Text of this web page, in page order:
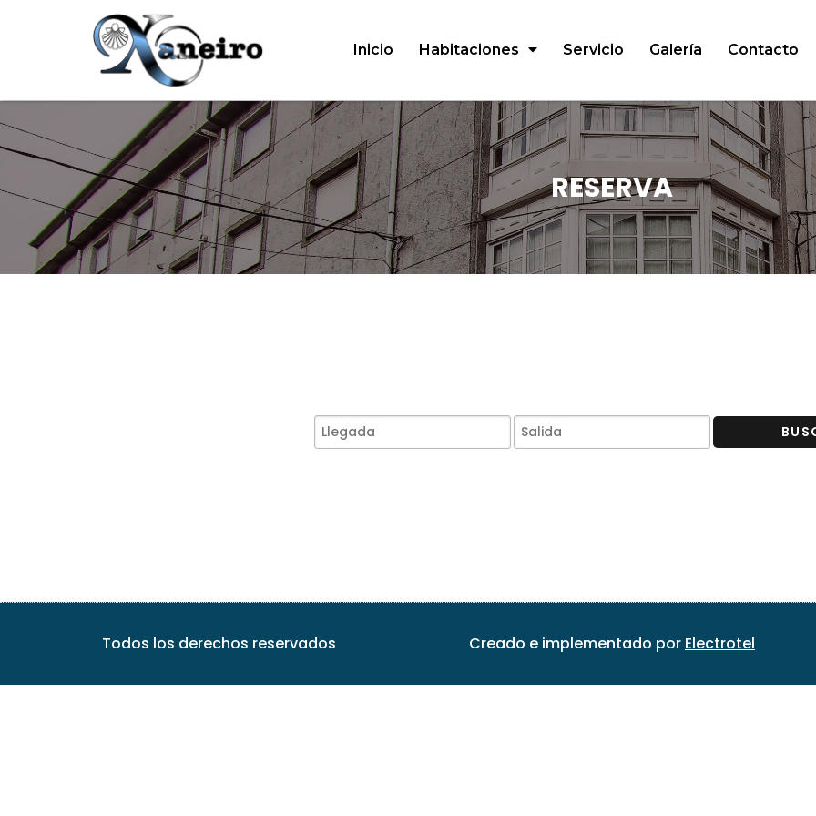
Inicio Habitaciones Servicio Galería Contacto
RESERVA
Todos los derechos reservados Creado e implementado por Electrotel